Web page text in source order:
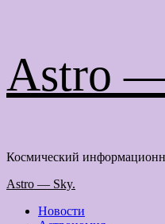
содержимому
Astro
Космический
Основное
Astro — Sky.
Новости